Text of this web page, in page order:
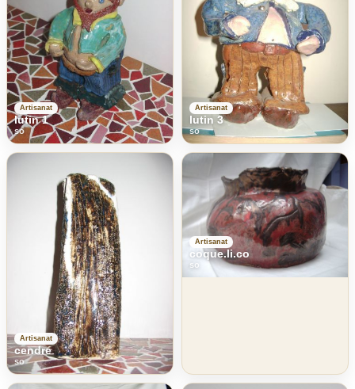
Artisanat
lutin 1
so
Artisanat
lutin 3
so
Artisanat
cendre
so
Artisanat
coque.li.co
so